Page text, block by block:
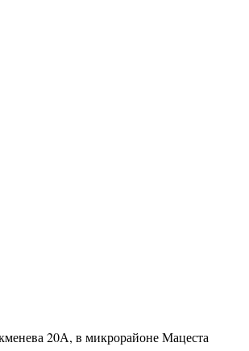
20А, в микрорайоне Мацеста